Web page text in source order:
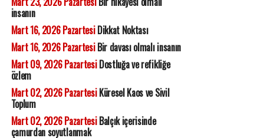
insanın
Mart 16, 2026 PazartesiDikkat Noktası
Mart 16, 2026 PazartesiBir davası olmalı insanın
Mart 09, 2026 PazartesiDostluğa ve refikliğe
özlem
Mart 02, 2026 PazartesiKüresel Kaos ve Sivil
Toplum
Mart 02, 2026 PazartesiBalçık içerisinde
çamurdan soyutlanmak